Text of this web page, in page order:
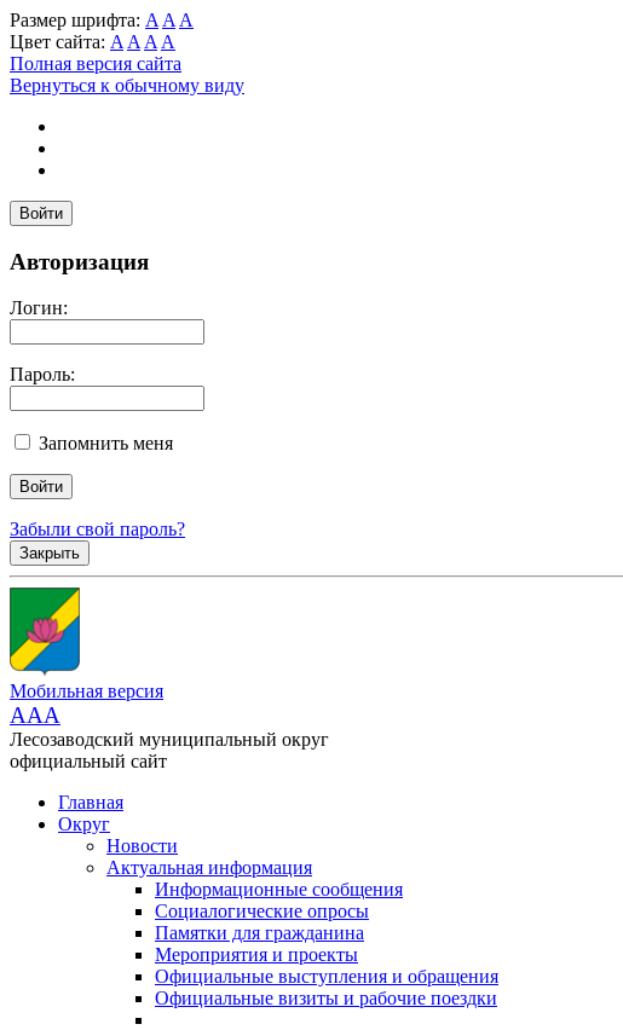
Размер шрифта: A A A
Цвет сайта: A A A A
Полная версия сайта
Вернуться к обычному виду
Войти
Авторизация
Логин:
Пароль:
Запомнить меня
Забыли свой пароль?
Закрыть
Мобильная версия
AAA
Лесозаводский муниципальный округ
официальный сайт
Главная
Округ
Новости
Актуальная информация
Информационные сообщения
Социалогические опросы
Памятки для гражданина
Мероприятия и проекты
Официальные выступления и обращения
Официальные визиты и рабочие поездки